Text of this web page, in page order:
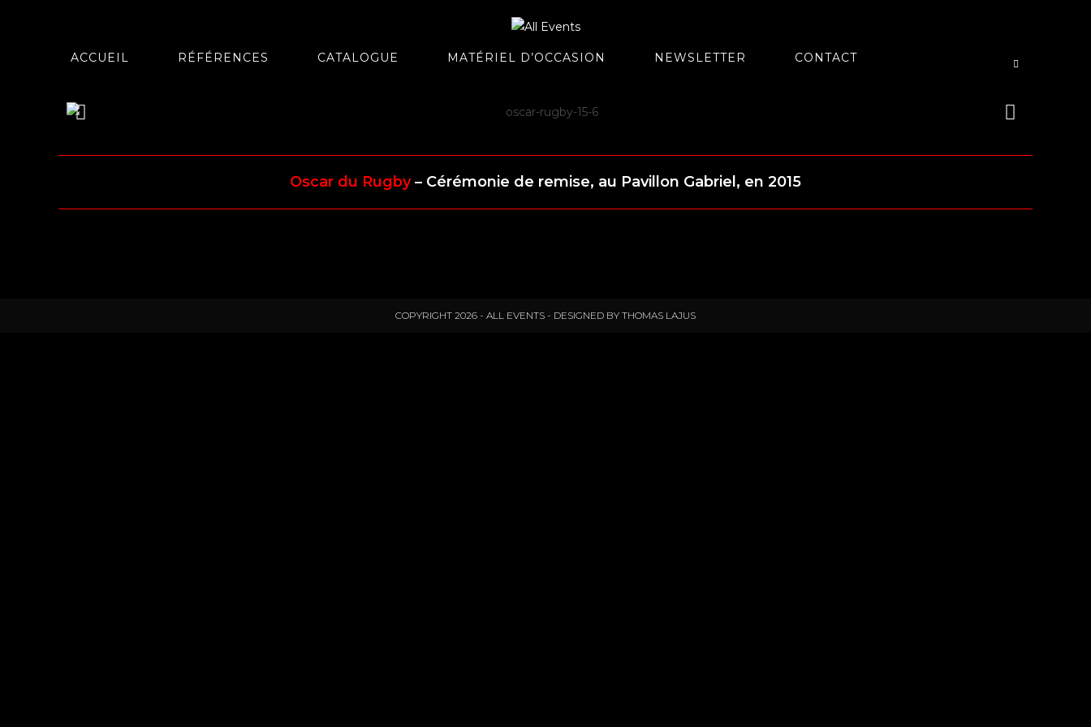
ACCUEIL RÉFÉRENCES CATALOGUE MATÉRIEL D’OCCASION NEWSLETTER CONTACT
Oscar du Rugby– Cérémonie de remise, au Pavillon Gabriel, en 2015
COPYRIGHT 2026 - ALL EVENTS - DESIGNED BY THOMAS LAJUS